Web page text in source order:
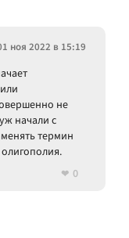
ноя 2022 в 15:19
не
начали с
термин
0